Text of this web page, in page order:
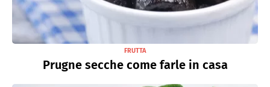
FRUTTA
Prugne secche come farle in casa